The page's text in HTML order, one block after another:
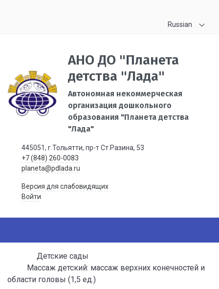
Russian
АНО ДО "Планета
детства "Лада"
Автономная некоммерческая
организация дошкольного
образования "Планета детства
"Лада"
445051, г.Тольятти, пр-т Ст.Разина, 53
+7 (848) 260-0083
planeta@pdlada.ru
Версия для слабовидящих
Войти
Детские сады
Массаж детский: массаж верхних конечностей и
области головы (1,5 ед.)